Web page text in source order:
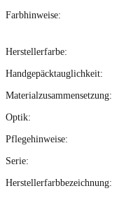
Farbhinweise:
Herstellerfarbe:
Handgepäcktauglichkeit:
Materialzusammensetzung:
Optik:
Pflegehinweise:
Serie:
Herstellerfarbbezeichnung: